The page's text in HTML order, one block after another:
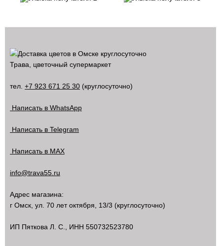
Трава, цветочный супермаркет
тел. +7 923 671 25 30 (круглосуточно)
Написать в WhatsApp
Написать в Telegram
Написать в MAX
info@trava55.ru
Адрес магазина:
г Омск ул. 70 лет октября, 13/3 (круглосуточно)
ИП Пяткова Л. С., ИНН 550732523780